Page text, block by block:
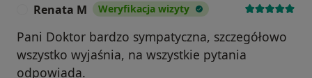
Renata M Weryfikacja wizyty
Pani Doktor bardzo sympatyczna, szczegółowo
wszystko wyjaśnia, na wszystkie pytania
odpowiada.